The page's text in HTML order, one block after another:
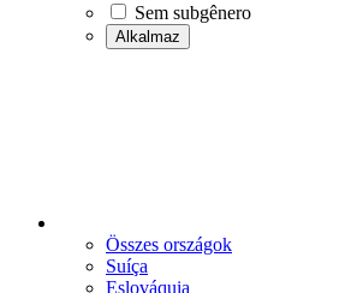
Sem subgênero
Alkalmaz
Összes országok
Suíça
Eslováquia